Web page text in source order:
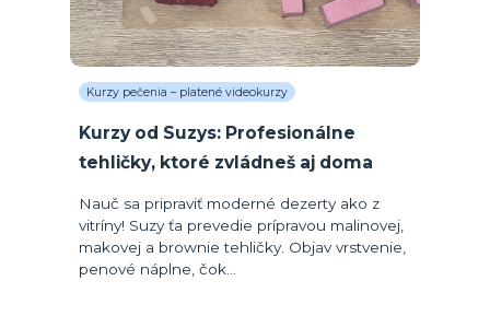
Kurzy pečenia – platené videokurzy
Kurzy od Suzys: Profesionálne
tehličky, ktoré zvládneš aj doma
Nauč sa pripraviť moderné dezerty ako z
vitríny! Suzy ťa prevedie prípravou malinovej,
makovej a brownie tehličky. Objav vrstvenie,
penové náplne, čok...